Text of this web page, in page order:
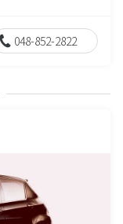
048-852-2822